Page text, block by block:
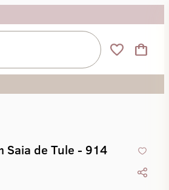
Saia de Tule - 914